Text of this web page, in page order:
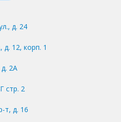
д. 24
12, корп. 1
2А
стр. 2
т, д. 16